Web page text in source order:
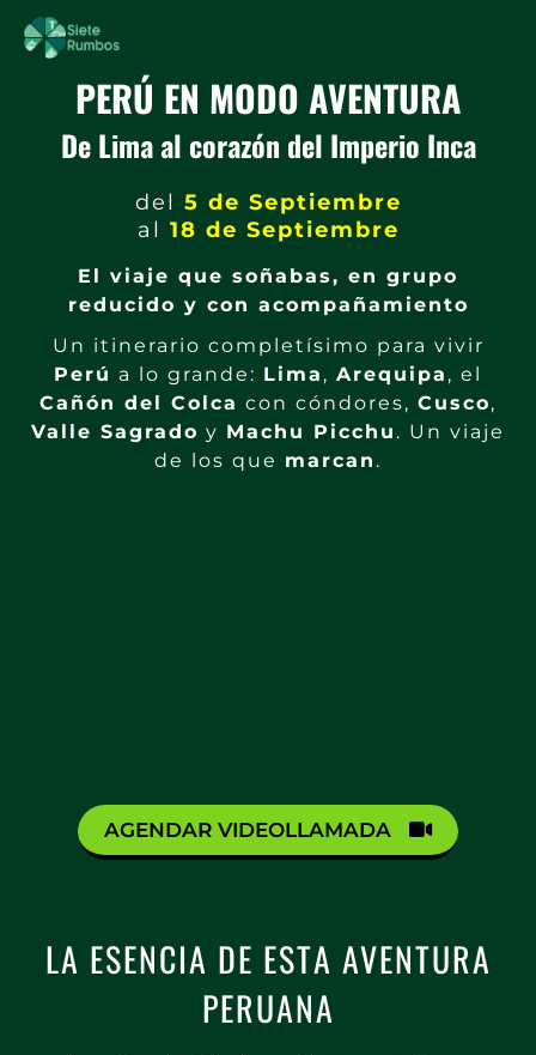
PERÚ EN MODO AVENTURA
De Lima al corazón del Imperio Inca
del 5 de Septiembre
al 18 de Septiembre
El viaje que soñabas, en grupo
reducido y con acompañamiento
Un itinerario completísimo para vivir
Perú a lo grande: Lima , Arequipa , el
Cañón del Colca con cóndores, Cusco,
Valle Sagrado y Machu Picchu . Un viaje
de los que marcan .
AGENDAR VIDEOLLAMADA
LA ESENCIA DE ESTA AVENTURA
PERUANA